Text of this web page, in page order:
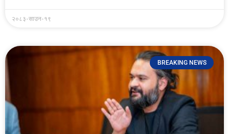
२०८३-साउन-१९
BREAKING NEWS